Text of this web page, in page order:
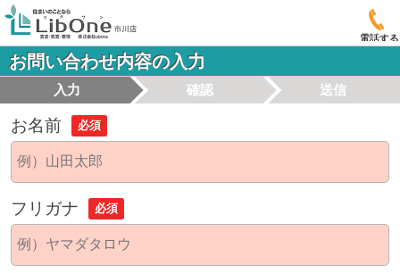
電話する
お問い合わせ内容の入力
入力 確認 送信
お名前 必須
フリガナ 必須